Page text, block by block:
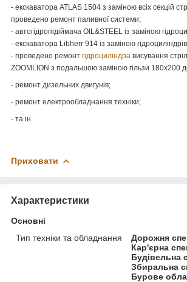
- екскаватора ATLAS 1504 з заміною всіх секцій
проведено ремонт паливної системи;
- автогідропідіймача OIL&STEEL із заміною
- екскаватора Libherr 914 із заміною
- проведено ремонт гідроциліндра висування
ZOOMLION з подальшою заміною гільзи 180х200
- ремонт дизельних двигунів;
- ремонт електрообладнання техніки;
- та ін
Приховати
Характеристики
Основні
Тип техніки та обладнання
Дорожня
Кар'єрна
Будівельна
Збиральна
Бурове